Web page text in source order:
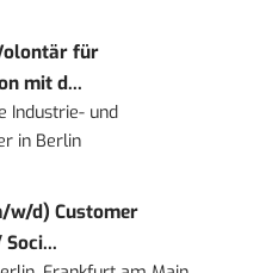
für
mit d...
Industrie- und
in Berlin
w/d) Customer